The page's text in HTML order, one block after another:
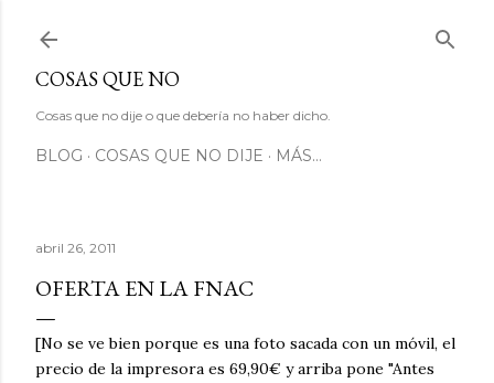
COSAS QUE NO
Cosas que no dije o que debería no haber dicho.
BLOG COSAS QUE NO DIJE MÁS…
abril 26, 2011
OFERTA EN LA FNAC
[No se ve bien porque es una foto sacada con un móvil, el
precio de la impresora es 69,90€ y arriba pone "Antes